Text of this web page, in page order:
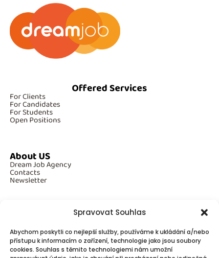
Spravovat Souhlas
Abychom poskytli co nejlepší služby, používáme k ukládání a/nebo
přístupu k informacím o zařízení, technologie jako jsou soubory
cookies. Souhlas s těmito technologiemi nám umožní
Offered Services
For Clients
For Candidates
For Students
Open Positions
About US
Dream Job Agency
Contacts
Newsletter
Additional Information
GDPR
Cookies